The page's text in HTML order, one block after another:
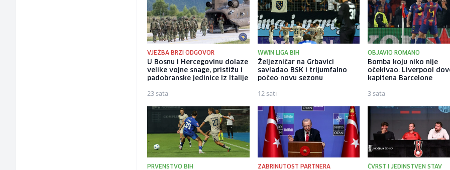
VJEŽBA BRZI ODGOVOR
U Bosnu i Hercegovinu dolaze
velike vojne snage, pristižu i
padobranske jedinice iz Italije
23 sata
WWIN LIGA BIH
Željezničar na Grbavici
savladao BSK i trijumfalno
počeo novu sezonu
12 sati
OBJAVIO ROMANO
Bomba koju niko nije
očekivao: Liverpool
kapitena Barcelone
3 sata
PRVENSTVO BIH ZABRINUTOST PARTNERA ČVRST I JEDINSTVEN STAV